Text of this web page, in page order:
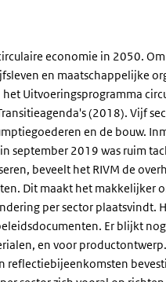
economie in 2050.
en maatschappelijke
Uitvoeringsprogramma
(2018). Vijf
en de bouw.
september 2019 was ruim
beveelt het RIVM de
Dit maakt het makkelijker
per sector plaatsvindt.
Er blijkt
en voor